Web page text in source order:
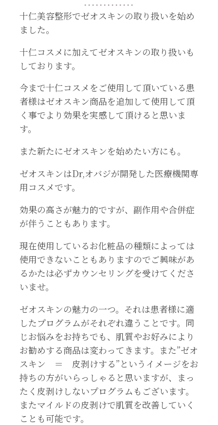
十仁美容整形でゼオスキンの取り扱いを始め
ました。
十仁コスメに加えてゼオスキンの取り扱いも
しております。
今まで十仁コスメをご使用して頂いている患
者様はゼオスキン商品を追加して使用して頂
く事でより効果を実感して頂けると思いま
す。
また新たにゼオスキンを始めたい方にも。
ゼオスキンはDr,オバジが開発した医療機関専
用コスメです。
効果の高さが魅力的ですが、副作用や合併症
が伴うこともあります。
現在使用しているお化粧品の種類によっては
使用できないこともありますのでご興味があ
るかたは必ずカウンセリングを受けてくださ
いませ。
ゼオスキンの魅力の一つ。それは患者様に適
したプログラムがそれぞれ違うことです。同
じお悩みをお持ちでも、肌質やお好みにより
お勧めする商品は変わってきます。また”ゼオ
スキン ＝ 皮剥けする”というイメージをお
持ちの方がいらっしゃると思いますが、まっ
たく皮剥けしないプログラムもございます。
またマイルドの皮剥けで肌質を改善していく
ことも可能です。